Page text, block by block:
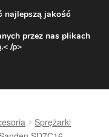
zł
003 167
Sprężarki
najlepszą jakość
przez nas plikach
.< /p>